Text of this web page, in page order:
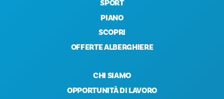
SPORT
PIANO
SCOPRI
OFFERTE ALBERGHIERE
CHI SIAMO
OPPORTUNITÀ DI LAVORO